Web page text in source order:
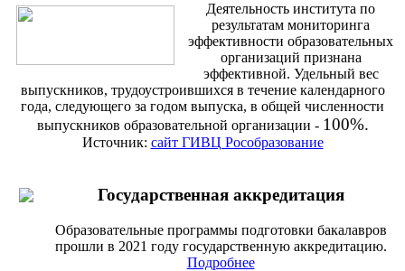
Деятельность института по
результатам мониторинга
эффективности образовательных
организаций признана
эффективной. Удельный вес
выпускников, трудоустроившихся в течение календарного
года, следующего за годом выпуска, в общей численности
выпускников образовательной организации - 100%.
Источник: сайт ГИВЦ Рособразование
Государственная аккредитация
Образовательные программы подготовки бакалавров
прошли в 2021 году государственную аккредитацию.
Подробнее